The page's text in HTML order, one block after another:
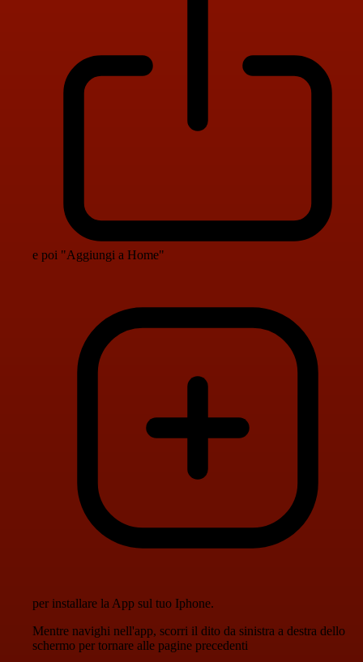
e poi "Aggiungi a Home"
per installare la App sul tuo Iphone.
Mentre navighi nell'app, scorri il dito da sinistra a destra dello
schermo per tornare alle pagine precedenti